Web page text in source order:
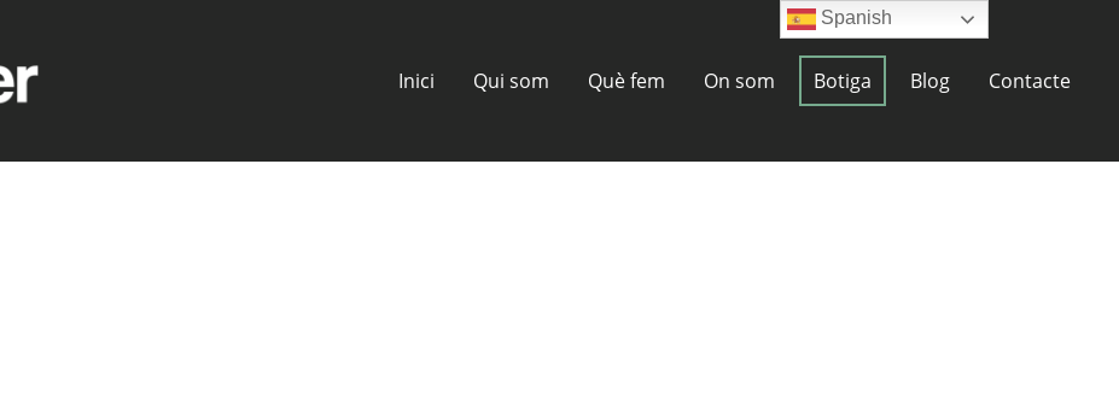
Inici Qui som Què fem On som Botiga Blog Contacte
Spanish